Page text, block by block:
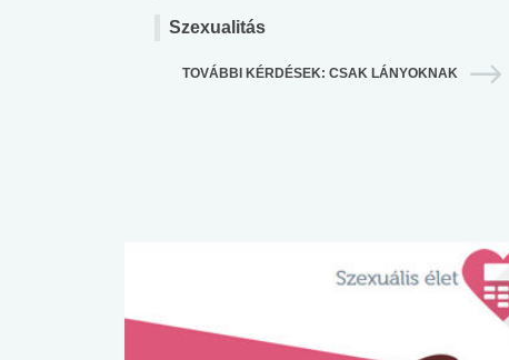
Szexualitás
TOVÁBBI KÉRDÉSEK: CSAK LÁNYOKNAK